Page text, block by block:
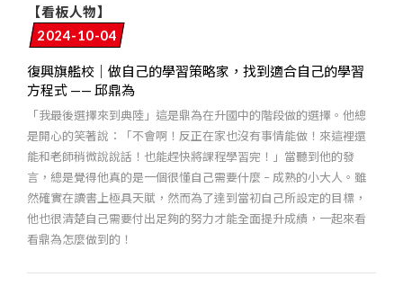
【看板人物】
2024-10-04
復興旗艦校｜做自己的學習策略家，找到適合自己的學習
方程式 —— 邱鼎為
「我最後選擇來到典陸」這是鼎為在升國中的階段做的選擇。他總
是開心的笑著說：「不會啊！反正在家也沒有事情能做！來這裡還
能和老師稍微說說話！也能趕快將課程學習完！」當聽到他的發
言，總是覺得他真的是一個很懂自己需要什麼 – 成熟的小大人。雖
然確實在讀書上極具天賦，然而為了達到當初自己所設定的目標，
他也很清楚自己需要付出足夠的努力才能全面提升成績，一起來看
看鼎為怎麼做到的！